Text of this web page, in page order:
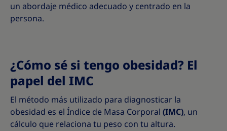
un abordaje médico adecuado y centrado en la
persona.
¿Cómo sé si tengo obesidad? El
papel del IMC
El método más utilizado para diagnosticar la
obesidad es el Índice de Masa Corporal (IMC), un
cálculo que relaciona tu peso con tu altura.